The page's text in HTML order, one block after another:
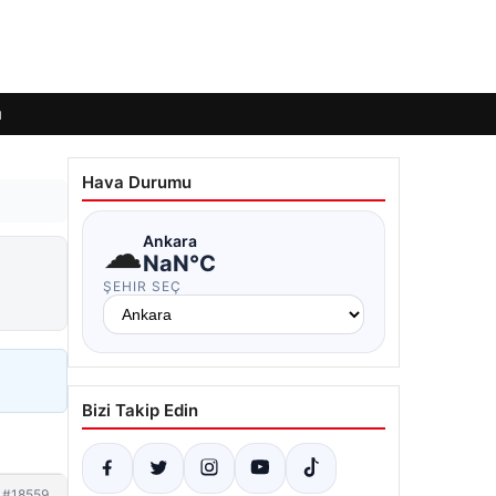
Hava Durumu
☁Ankara
NaN°C
ŞEHIR SEÇ
Bizi Takip Edin